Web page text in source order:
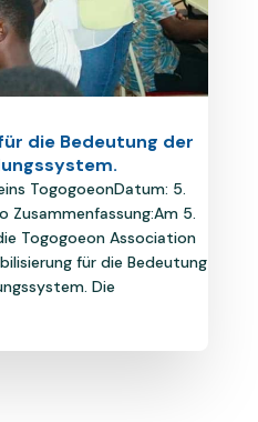
die Bedeutung der
TogogoeonDatum: 5.
Zusammenfassung:Am 5.
Togogoeon Association
für die Bedeutung
Die